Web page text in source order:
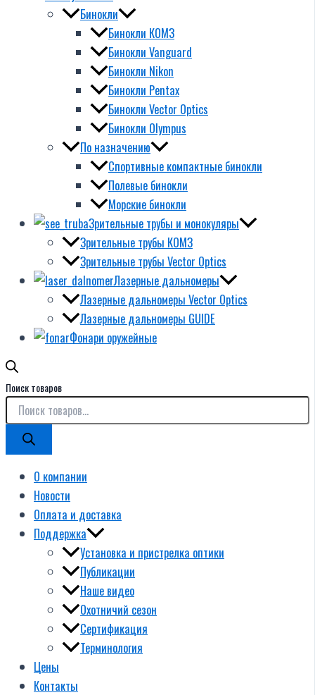
Бинокли
Бинокли КОМЗ
Бинокли Vanguard
Бинокли Nikon
Бинокли Pentax
Бинокли Vector Optics
Бинокли Olympus
По назначению
Спортивные компактные бинокли
Полевые бинокли
Морские бинокли
Зрительные трубы и монокуляры
Зрительные трубы КОМЗ
Зрительные трубы Vector Optics
Лазерные дальномеры
Лазерные дальномеры Vector Optics
Лазерные дальномеры GUIDE
Фонари оружейные
Поиск товаров
О компании
Новости
Оплата и доставка
Поддержка
Установка и пристрелка оптики
Публикации
Наше видео
Охотничий сезон
Сертификация
Терминология
Цены
Контакты